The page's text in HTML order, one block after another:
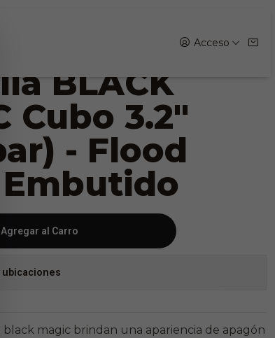
Acceso
Beam Embutido
BLACK
Cubo 3.2"
- Flood
Agregar al Carro
ubicaciones
black magic brindan una apariencia de apagón